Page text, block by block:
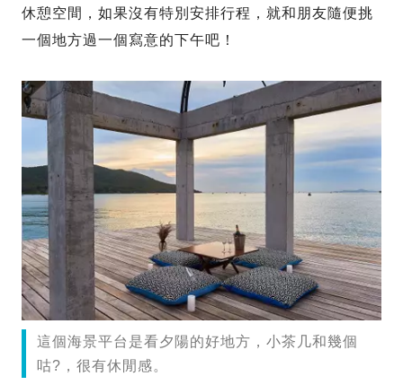
休憩空間，如果沒有特別安排行程，就和朋友隨便挑
一個地方過一個寫意的下午吧！
這個海景平台是看夕陽的好地方，小茶几和幾個
咕?，很有休閒感。